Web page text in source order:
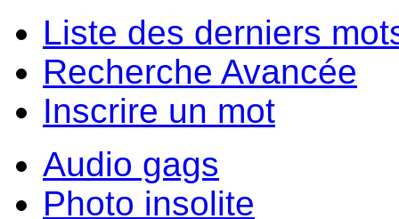
Liste des derniers
Recherche Avancée
Inscrire un mot
Audio gags
Photo insolite